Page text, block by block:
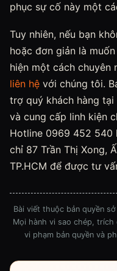
phục sự cố này một
Tuy nhiên, nếu bạn
hoặc đơn giản là
hiện một cách chuyên
liên hệ với chúng tôi.
trợ quý khách hàng tại
và cung cấp linh kiện
Hotline 0969 452 540
chỉ 87 Trần Thị Xong,
TP.HCM để được tư
Bài viết thuộc bản quyền
Mọi hành vi sao chép,
vi phạm bản quyền và